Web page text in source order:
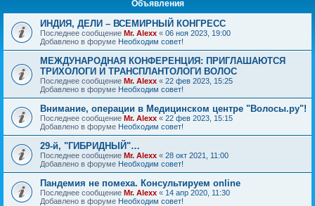
Объявления
ИНДИЯ, ДЕЛИ – ВСЕМИРНЫЙ КОНГРЕСС
Последнее сообщение Mr. Alexx « 06 ноя 2023, 19:00
Добавлено в форуме Необходим совет!
МЕЖДУНАРОДНАЯ КОНФЕРЕНЦИЯ: ПРИГЛАШАЮТСЯ
ТРИХОЛОГИ И ТРАНСПЛАНТОЛОГИ ВОЛОС
Последнее сообщение Mr. Alexx « 22 фев 2023, 15:25
Добавлено в форуме Необходим совет!
Внимание, операции в Медицинском центре "Волосы.ру"!
Последнее сообщение Mr. Alexx « 22 фев 2023, 15:15
Добавлено в форуме Необходим совет!
29-й, "ГИБРИДНЫЙ"…
Последнее сообщение Mr. Alexx « 28 окт 2021, 11:00
Добавлено в форуме Необходим совет!
Пандемия не помеха. Консультируем online
Последнее сообщение Mr. Alexx « 14 апр 2020, 11:30
Добавлено в форуме Необходим совет!